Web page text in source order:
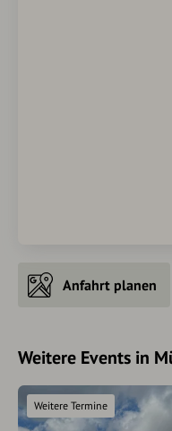
Anfahrt planen
Weitere Termine